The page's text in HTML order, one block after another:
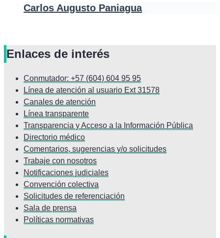
Carlos Augusto Paniagua
Enlaces de interés
Conmutador: +57 (604) 604 95 95
Línea de atención al usuario Ext 31578
Canales de atención
Línea transparente
Transparencia y Acceso a la Información Pública
Directorio médico
Comentarios, sugerencias y/o solicitudes
Trabaje con nosotros
Notificaciones judiciales
Convención colectiva
Solicitudes de referenciación
Sala de prensa
Políticas normativas